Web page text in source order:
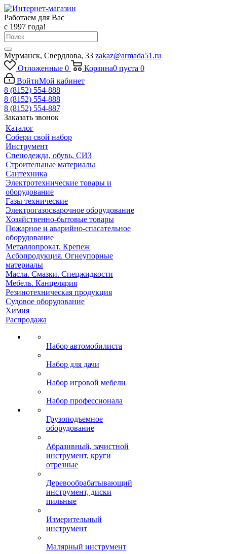
Работаем для Вас
с 1997 года!
Мурманск, Свердлова, 33 zakaz@armada51.ru
Отложенные 0 Корзина0 пуста 0
ВойтиМой кабинет
8 (8152) 554-888
8 (8152) 554-888
8 (8152) 554-887
Заказать звонок
Каталог
Собери свой набор
Инструмент
Спецодежда, обувь, СИЗ
Строительные материалы
Сантехника
Электротехнические товары и
оборудование
Газы технические
Электрогазосварочное оборудование
Хозяйственно-бытовые товары
Пожарное и аварийно-спасательное
оборудование
Металлопрокат. Крепеж
Асбопродукция. Огнеупорные
материалы
Масла. Смазки. Спецжидкости
Мебель. Канцелярия
Резинотехническая продукция
Судовое оборудование
Химия
Распродажа
Набор автомобилиста
Набор для дачи
Набор игровой мебели
Набор профессионала
Грузоподъемное
оборудование
Абразивный, зачистной
инструмент, круги
отрезные
Деревообрабатывающий
инструмент, диски
пильные
Измерительный
инструмент
Малярный инструмент